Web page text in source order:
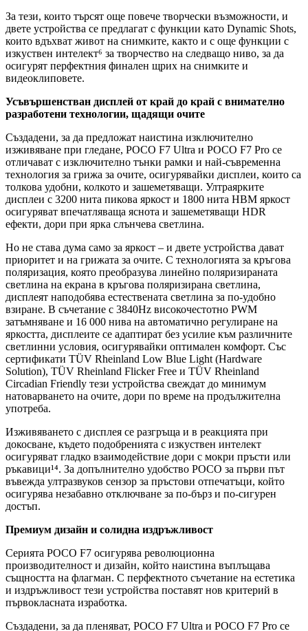
За тези, които търсят още повече творчески възможности, и
двете устройства се предлагат с функции като Dynamic Shots,
които вдъхват живот на снимките, както и с още функции с
изкуствен интелект⁶ за творчество на следващо ниво, за да
осигурят перфектния финален щрих на снимките и
видеоклиповете.
Усъвършенстван дисплей от край до край с внимателно
разработени технологии, щадящи очите
Създадени, за да предложат наистина изключително
изживяване при гледане, POCO F7 Ultra и POCO F7 Pro се
отличават с изключително тънки рамки и най-съвременна
технология за грижа за очите, осигурявайки дисплеи, които са
толкова удобни, колкото и зашеметяващи. Ултраярките
дисплеи с 3200 нита пикова яркост и 1800 нита HBM яркост
осигуряват впечатляваща яснота и зашеметяващи HDR
ефекти, дори при ярка слънчева светлина.
Но не става дума само за яркост – и двете устройства дават
приоритет и на грижата за очите. С технологията за кръгова
поляризация, която преобразува линейно поляризираната
светлина на екрана в кръгова поляризирана светлина,
дисплеят наподобява естествената светлина за по-удобно
взиране. В съчетание с 3840Hz високочестотно PWM
затъмняване и 16 000 нива на автоматично регулиране на
яркостта, дисплеите се адаптират без усилие към различните
светлинни условия, осигурявайки оптимален комфорт. Със
сертификати TÜV Rheinland Low Blue Light (Hardware
Solution), TÜV Rheinland Flicker Free и TÜV Rheinland
Circadian Friendly тези устройства свеждат до минимум
натоварването на очите, дори по време на продължителна
употреба.
Изживяването с дисплея се разгръща и в реакцията при
докосване, където подобренията с изкуствен интелект
осигуряват гладко взаимодействие дори с мокри пръсти или
ръкавици¹⁴. За допълнително удобство POCO за първи път
въвежда ултразвуков сензор за пръстови отпечатъци, който
осигурява незабавно отключване за по-бърз и по-сигурен
достъп.
Премиум дизайн и солидна издръжливост
Серията POCO F7 осигурява революционна
производителност и дизайн, който наистина въплъщава
същността на флагман. С перфектното съчетание на естетика
и издръжливост тези устройства поставят нов критерий в
първокласната изработка.
Създадени, за да пленяват, POCO F7 Ultra и POCO F7 Pro се